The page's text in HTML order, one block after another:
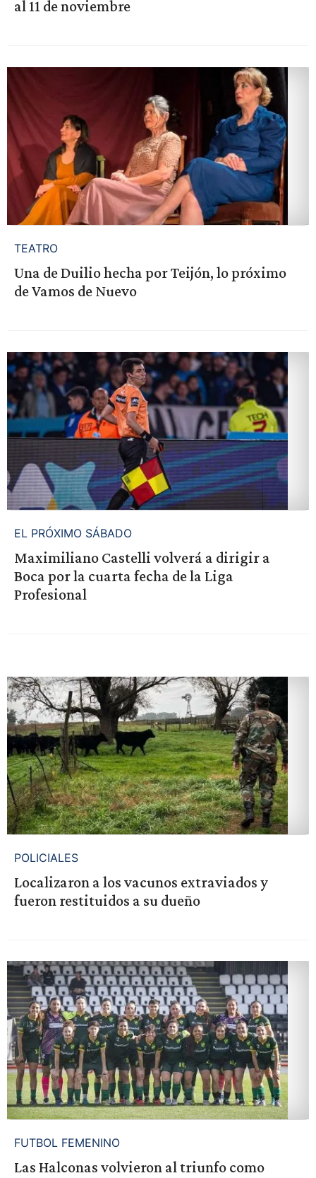
al 11 de noviembre
TEATRO
Una de Duilio hecha por Teijón, lo próximo
de Vamos de Nuevo
EL PRÓXIMO SÁBADO
Maximiliano Castelli volverá a dirigir a
Boca por la cuarta fecha de la Liga
Profesional
POLICIALES
Localizaron a los vacunos extraviados y
fueron restituidos a su dueño
FUTBOL FEMENINO
Las Halconas volvieron al triunfo como